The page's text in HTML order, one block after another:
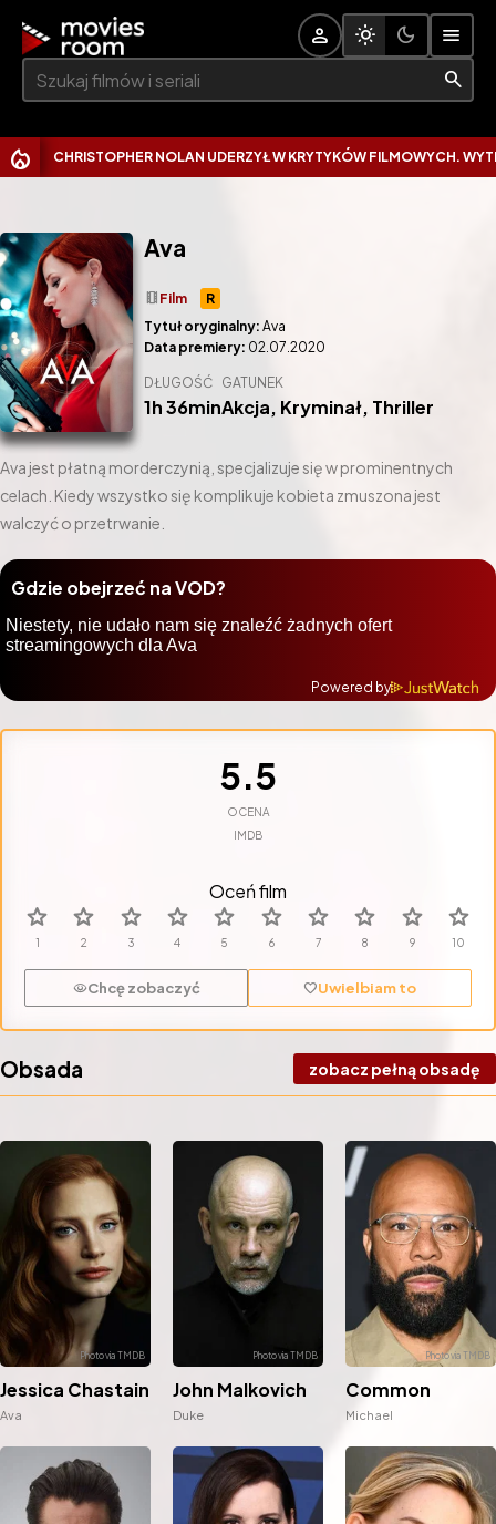
Szukaj:
CHRISTOPHER NOLAN UDERZYŁ W KRYTYKÓW FILMOWYCH.
Ava
R
theaters Film
Tytuł oryginalny: Ava
Data premiery: 02.07.2020
Ava jest płatną morderczynią, specjalizuje się w prominentnych
celach. Kiedy wszystko się komplikuje kobieta zmuszona jest
walczyć o przetrwanie.
DŁUGOŚĆ
1h 36min
GATUNEK
Akcja, Kryminał, Thriller
Gdzie obejrzeć na VOD?
Powered by
5.5
OCENA
IMDB
Oceń film
star star star star star star star star star star
visibilityChcę zobaczyć favoriteUwielbiam to
Obsada zobacz pełną obsadę
Jessica Chastain
Ava
John Malkovich
Duke
Common
Michael